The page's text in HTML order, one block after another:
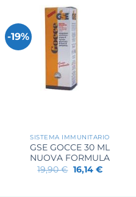
25,90 €.
-19%
SISTEMA IMMUNITARIO
GSE GOCCE 30 ML
NUOVA FORMULA
19,90€ Il
prezzo
16,14 €Il